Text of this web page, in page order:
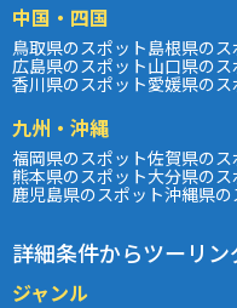
中国・四国
鳥取県のスポット島根県のス
広島県のスポット山口県のス
香川県のスポット愛媛県のス
九州・沖縄
福岡県のスポット佐賀県のス
熊本県のスポット大分県のス
鹿児島県のスポット沖縄県の
詳細条件からツーリ
ジャンル